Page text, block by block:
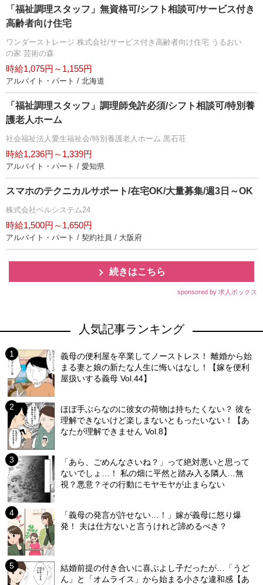
「福祉調理スタッフ」無資格可/シフト相談可/サービス付き
高齢者向け住宅
ワンダーストレージ 株式会社/サービス付き高齢者向け住宅 うるおい
の家 芸術の森
時給1,075円～1,155円
アルバイト・パート / 北海道
「福祉調理スタッフ」調理師免許必須/シフト相談可/特別養
護老人ホーム
社会福祉法人愛生福祉会/特別養護老人ホーム 黒石荘
時給1,236円～1,339円
アルバイト・パート / 愛知県
スマホのテクニカルサポート/在宅OK/大量募集/週3日～OK
株式会社ベルシステム24
時給1,500円～1,650円
アルバイト・パート / 契約社員 / 大阪府
続きはこちら
sponsored by 求人ボックス
人気記事ランキング
義母の便利屋を卒業してノーストレス！ 離婚から始
まる妻と娘の新たな人生に悔いはなし！【嫁を便利
屋扱いする義母 Vol.44】
ほぼ手ぶらなのに彼女の荷物は持ちたくない？ 彼を
理解できないけど楽しまないともったいない！【あ
なたが理解できません Vol.8】
「あら、ごめんなさいね？」って絶対悪いと思って
ないでしょ…！ 私の畑に平然と踏み入る隣人…無
視？悪意？その行動にモヤモヤが止まらない
「義母の発言が許せない…！」嫁が義母に怒り爆
発！ 夫は仕方ないと言うけれど諦めるべき？
結婚前提の付き合いに喜ぶよし子だったが…「うど
ん」と「オムライス」から始まる小さな違和感【あ